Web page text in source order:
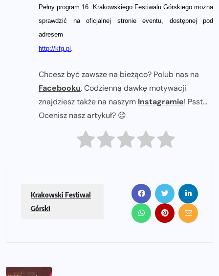
Pełny program 16. Krakowskiego Festiwalu Górskiego można
sprawdzić na oficjalnej stronie eventu, dostępnej pod
adresem
http://kfg.pl .
Chcesz być zawsze na bieżąco? Polub nas na
Facebooku. Codzienną dawkę motywacji
znajdziesz także na naszym Instagramie! Psst...
Ocenisz nasz artykuł? 😉
Krakowski Festiwal
Górski